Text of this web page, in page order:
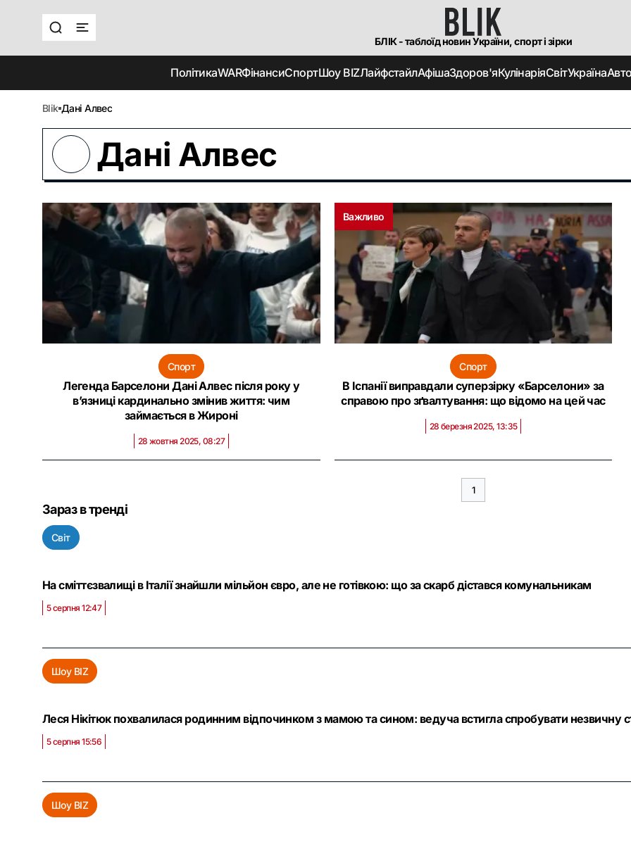
БЛІК - таблоїд новин України, спорт і зірки
ПолітикаWARФінансиСпортШоу BIZЛайфстайлАфішаЗдоров'яКулінаріяСвітУкраїна
blik Дані Алвес
Дані Алвес
Спорт
Легенда Барселони Дані Алвес після року у
в’язниці кардинально змінив життя: чим
займається в Жироні
28 жовтня 2025, 08:27
Важливо
Спорт
В Іспанії виправдали суперзірку «Барселони» за
справою про зґвалтування: що відомо на цей час
28 березня 2025, 13:35
1
Зараз в тренді
Світ
На сміттєзвалищі в Італії знайшли мільйон євро, але не готівкою: що за скарб дістався комунальникам
5 серпня 12:47
Шоу BIZ
Леся Нікітюк похвалилася родинним відпочинком з мамою та сином: ведуча встигла спробувати незвичну
5 серпня 15:56
Шоу BIZ